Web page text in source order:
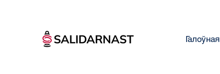
Галоўная